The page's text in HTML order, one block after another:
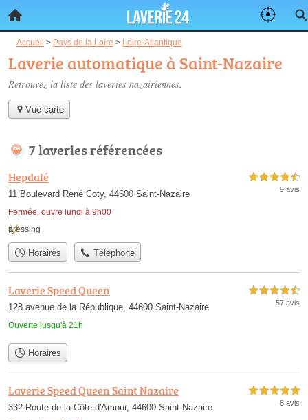
Accueil > Pays de la Loire > Loire-Atlantique
Laverie automatique à Saint-Nazaire
Retrouvez la liste des laveries nazairiennes.
Vue carte
7 laveries référencées
Hepdalé
11 Boulevard René Coty, 44600 Saint-Nazaire
Fermée, ouvre lundi à 9h00
4,5 étoiles sur 5
9 avis
pressing
Horaires Téléphone
Laverie Speed Queen
128 avenue de la République, 44600 Saint-Nazaire
Ouverte jusqu'à 21h
4,5 étoiles sur 5
57 avis
Horaires
Laverie Speed Queen Saint Nazaire
332 Route de la Côte d'Amour, 44600 Saint-Nazaire
5,0 étoiles sur 5
8 avis